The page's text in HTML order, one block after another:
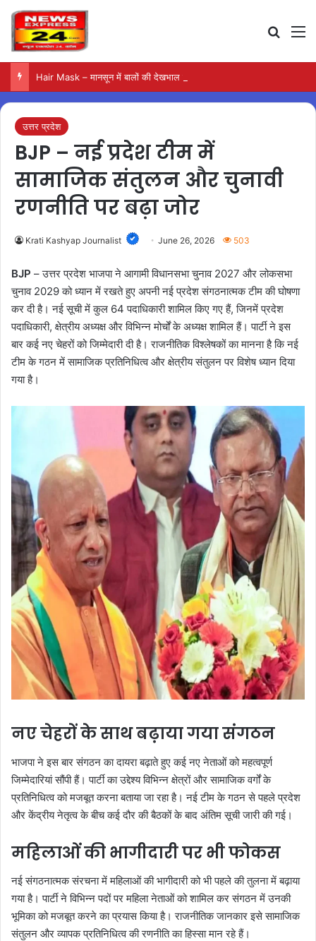
Hair Mask – मानसून में बालों की देखभाल के लिए आजमाएं अंडे का मास्क
उत्तर प्रदेश
BJP – नई प्रदेश टीम में
सामाजिक संतुलन और चुनावी
रणनीति पर बढ़ा जोर
Krati Kashyap Journalist June 26, 2026 503
BJP – उत्तर प्रदेश भाजपा ने आगामी विधानसभा चुनाव 2027 और लोकसभा
चुनाव 2029 को ध्यान में रखते हुए अपनी नई प्रदेश संगठनात्मक टीम की घोषणा
कर दी है। नई सूची में कुल 64 पदाधिकारी शामिल किए गए हैं, जिनमें प्रदेश
पदाधिकारी, क्षेत्रीय अध्यक्ष और विभिन्न मोर्चों के अध्यक्ष शामिल हैं। पार्टी ने इस
बार कई नए चेहरों को जिम्मेदारी दी है। राजनीतिक विश्लेषकों का मानना है कि नई
टीम के गठन में सामाजिक प्रतिनिधित्व और क्षेत्रीय संतुलन पर विशेष ध्यान दिया
गया है।
नए चेहरों के साथ बढ़ाया गया संगठन
भाजपा ने इस बार संगठन का दायरा बढ़ाते हुए कई नए नेताओं को महत्वपूर्ण
जिम्मेदारियां सौंपी हैं। पार्टी का उद्देश्य विभिन्न क्षेत्रों और सामाजिक वर्गों के
प्रतिनिधित्व को मजबूत करना बताया जा रहा है। नई टीम के गठन से पहले प्रदेश
और केंद्रीय नेतृत्व के बीच कई दौर की बैठकों के बाद अंतिम सूची जारी की गई।
महिलाओं की भागीदारी पर भी फोकस
नई संगठनात्मक संरचना में महिलाओं की भागीदारी को भी पहले की तुलना में बढ़ाया
गया है। पार्टी ने विभिन्न पदों पर महिला नेताओं को शामिल कर संगठन में उनकी
भूमिका को मजबूत करने का प्रयास किया है। राजनीतिक जानकार इसे सामाजिक
संतुलन और व्यापक प्रतिनिधित्व की रणनीति का हिस्सा मान रहे हैं।